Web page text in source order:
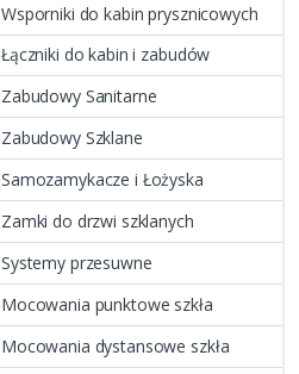
Wsporniki do kabin prysznicowych
Łączniki do kabin i zabudów
Zabudowy Sanitarne
Zabudowy Szklane
Samozamykacze i Łożyska
Zamki do drzwi szklanych
Systemy przesuwne
Mocowania punktowe szkła
Mocowania dystansowe szkła